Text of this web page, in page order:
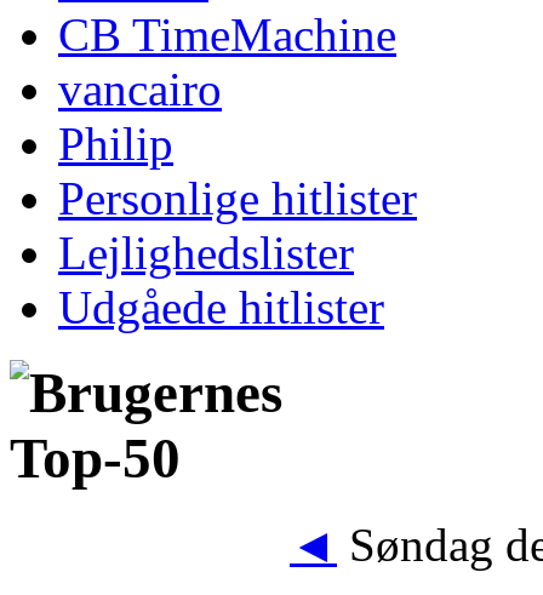
CB TimeMachine
vancairo
Philip
Personlige hitlister
Lejlighedslister
Udgåede hitlister
◄ Søndag